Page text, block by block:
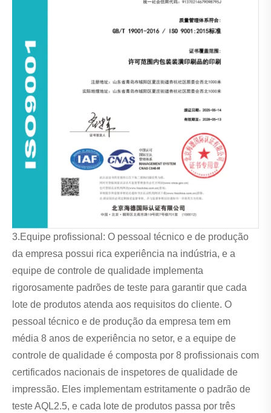
3.Equipe profissional: O pessoal técnico e de produção
da empresa possui rica experiência na indústria, e a
equipe de controle de qualidade implementa
rigorosamente padrões de teste para garantir que cada
lote de produtos atenda aos requisitos do cliente. O
pessoal técnico e de produção da empresa tem em
média 8 anos de experiência no setor, e a equipe de
controle de qualidade é composta por 8 profissionais com
certificados nacionais de inspetores de qualidade de
impressão. Eles implementam estritamente o padrão de
teste AQL2.5, e cada lote de produtos passa por três